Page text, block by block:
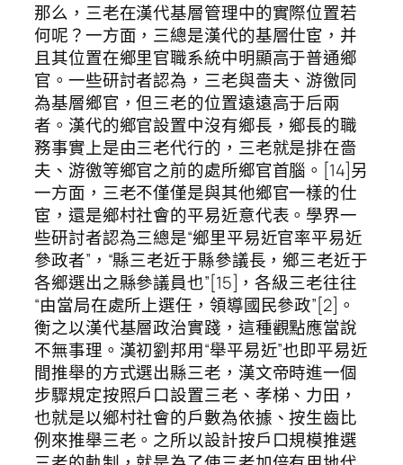
那么，三老在漢代基層管理中的實際位置若
何呢？一方面，三總是漢代的基層仕宦，并
且其位置在鄉里官職系統中明顯高于普通鄉
官。一些研討者認為，三老與嗇夫、游徼同
為基層鄉官，但三老的位置遠遠高于后兩
者。漢代的鄉官設置中沒有鄉長，鄉長的職
務事實上是由三老代行的，三老就是排在嗇
夫、游徼等鄉官之前的處所鄉官首腦。[14]另
一方面，三老不僅僅是與其他鄉官一樣的仕
宦，還是鄉村社會的平易近意代表。學界一
些研討者認為三總是“鄉里平易近官率平易近
參政者”，“縣三老近于縣參議長，鄉三老近于
各鄉選出之縣參議員也”[15]，各級三老往往
“由當局在處所上選任，領導國民參政”[2]。
衡之以漢代基層政治實踐，這種觀點應當說
不無事理。漢初劉邦用“舉平易近”也即平易近
間推舉的方式選出縣三老，漢文帝時進一個
步驟規定按照戶口設置三老、孝梯、力田，
也就是以鄉村社會的戶數為依據、按生齒比
例來推舉三老。之所以設計按戶口規模推選